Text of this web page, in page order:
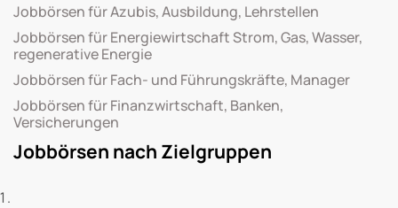
Jobbörsen für Azubis, Ausbildung, Lehrstellen
Jobbörsen für Energiewirtschaft Strom, Gas, Wasser,
regenerative Energie
Jobbörsen für Fach- und Führungskräfte, Manager
Jobbörsen für Finanzwirtschaft, Banken,
Versicherungen
Jobbörsen nach Zielgruppen